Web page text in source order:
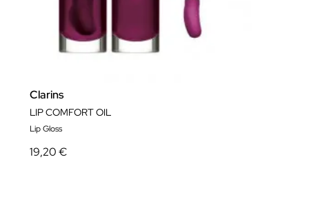
Clarins
LIP COMFORT OIL
Lip Gloss
19,20 €